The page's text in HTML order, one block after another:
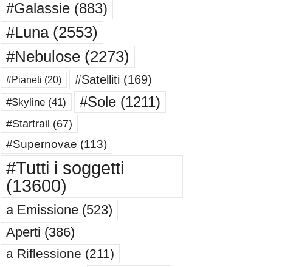
#Galassie(883)
#Luna(2553)
#Nebulose(2273)
#Pianeti (20) #Satelliti (169)
#Skyline(41) #Sole(1211)
#Startrail (67)
#Supernovae (113)
#Tutti i soggetti
(13600)
a Emissione(523)
Aperti (386)
a Riflessione (211)